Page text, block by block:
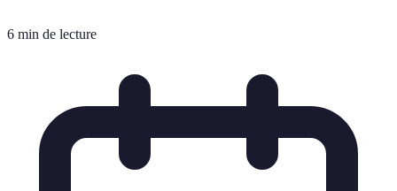
6 min de lecture